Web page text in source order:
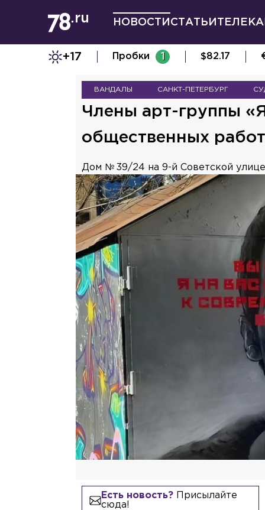
НОВОСТИ СТАТЬИ
+17 Пробки 1 $82.17
ВАНДАЛЫ САНКТ-ПЕТЕРБУРГ
Члены арт-группы
общественных
Дом № 39/24 на 9-й Советской улице
Есть новость?Присылайте
сюда!